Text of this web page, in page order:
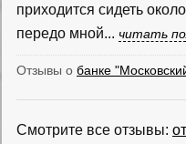
приходится сидеть
передо мной... читать
Отзывы о банке
Смотрите все отзывы: